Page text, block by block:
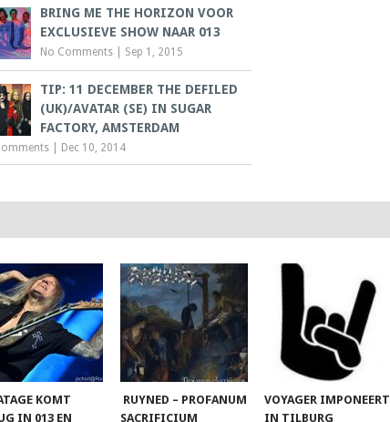
BRING ME THE HORIZON VOOR
EXCLUSIEVE SHOW NAAR 013
No Comments Sep 1, 2015
TIP: 11 DECEMBER THE DEFILED
(UK)/AVATAR (SE) IN SUGAR
FACTORY, AMSTERDAM
Dec 10, 2014
KOMT
IN 013 EN
RUYNED – PROFANUM
SACRIFICIUM
VOYAGER IMPONEERT
IN TILBURG